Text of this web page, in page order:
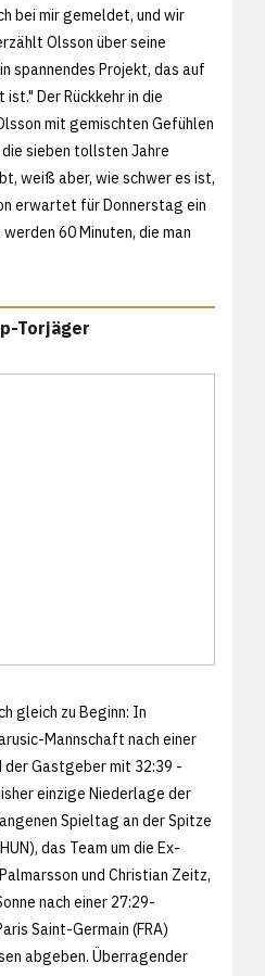
bei mir gemeldet, und wir
Olsson über seine
spannendes Projekt, das auf
Der Rückkehr in die
mit gemischten Gefühlen
sieben tollsten Jahre
weiß aber, wie schwer es ist,
erwartet für Donnerstag ein
60 Minuten, die man
Torjäger
gleich zu Beginn: In
Mannschaft nach einer
der Gastgeber mit 32:39 -
einzige Niederlage der
Spieltag an der Spitze
das Team um die Ex-
und Christian Zeitz,
nach einer 27:29-
Saint-Germain (FRA)
abgeben. Überragender